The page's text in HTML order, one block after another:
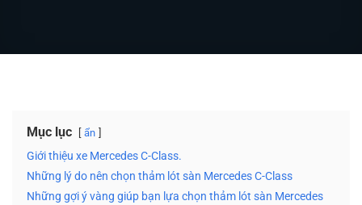
Mục lục ẩn
Giới thiệu xe Mercedes C-Class.
Những lý do nên chọn thảm lót sàn Mercedes C-Class
Những gợi ý vàng giúp bạn lựa chọn thảm lót sàn Mercedes